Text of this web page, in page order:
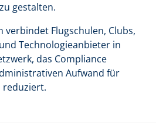
gestalten.
Flugschulen, Clubs,
Technologieanbieter in
das Compliance
Aufwand für
reduziert.